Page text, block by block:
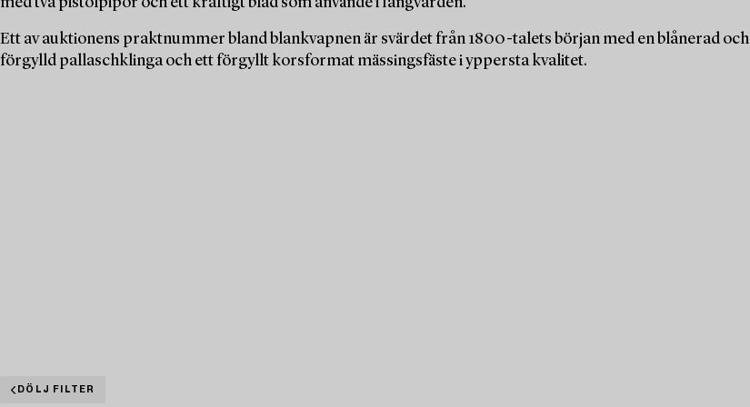
Ett av auktionens praktnummer bland blankvapnen är svärdet från 1800-talets början med en blånerad och
förgylld pallaschklinga och ett förgyllt korsformat mässingsfäste i yppersta kvalitet.
DÖLJ FILTER